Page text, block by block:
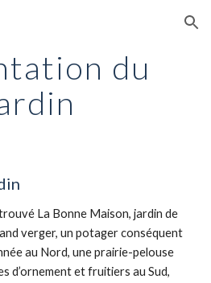
Skip to navigation
du
verger, un potager conséquent
au Nord, une prairie-pelouse
d’ornement et fruitiers au Sud,